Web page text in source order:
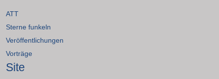
ATT
Sterne funkeln
Veröffentlichungen
Vorträge
Site